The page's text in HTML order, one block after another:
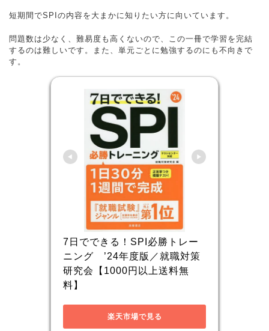
短期間でSPIの内容を大まかに知りたい方に向いています。
問題数は少なく、難易度も高くないので、この一冊で学習を完結
するのは難しいです。また、単元ごとに勉強するのにも不向きで
す。
7日でできる！SPI必勝トレー
ニング　’24年度版／就職対策
研究会【1000円以上送料無
料】
楽天市場で見る